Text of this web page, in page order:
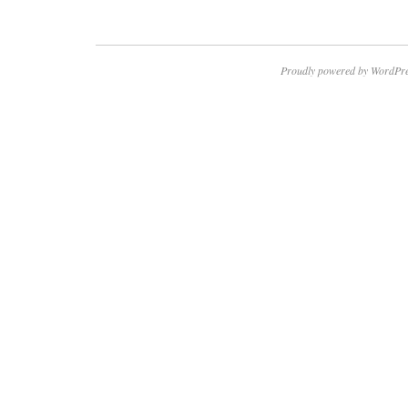
Proudly powered by